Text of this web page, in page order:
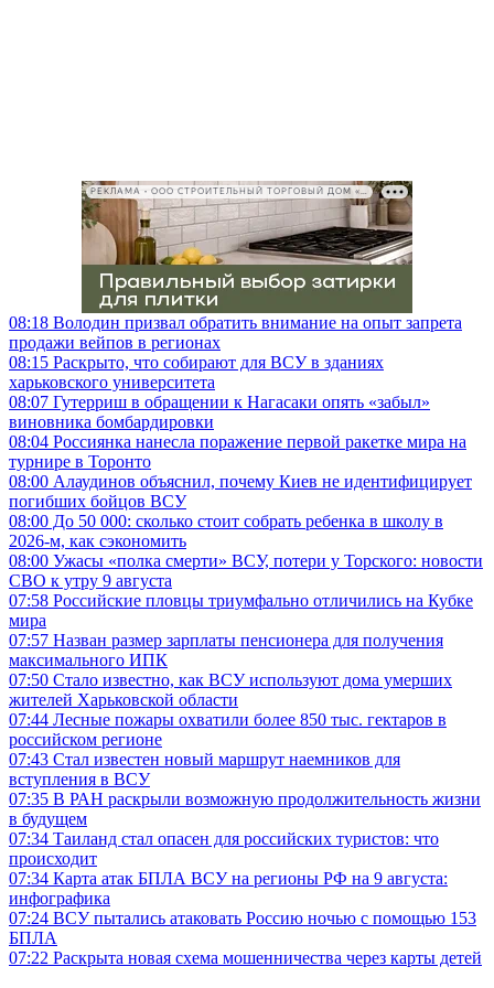
РЕКЛАМА • ООО СТРОИТЕЛЬНЫЙ ТОРГОВЫЙ ДОМ «ПЕТРОВИЧ», ИНН 7802348846
08:18 Володин призвал обратить внимание на опыт запрета
продажи вейпов в регионах
08:15 Раскрыто, что собирают для ВСУ в зданиях
харьковского университета
08:07 Гутерриш в обращении к Нагасаки опять «забыл»
виновника бомбардировки
08:04 Россиянка нанесла поражение первой ракетке мира на
турнире в Торонто
08:00 Алаудинов объяснил, почему Киев не идентифицирует
погибших бойцов ВСУ
08:00 До 50 000: сколько стоит собрать ребенка в школу в
2026-м, как сэкономить
08:00 Ужасы «полка смерти» ВСУ, потери у Торского: новости
СВО к утру 9 августа
07:58 Российские пловцы триумфально отличились на Кубке
мира
07:57 Назван размер зарплаты пенсионера для получения
максимального ИПК
07:50 Стало известно, как ВСУ используют дома умерших
жителей Харьковской области
07:44 Лесные пожары охватили более 850 тыс. гектаров в
российском регионе
07:43 Стал известен новый маршрут наемников для
вступления в ВСУ
07:35 В РАН раскрыли возможную продолжительность жизни
в будущем
07:34 Таиланд стал опасен для российских туристов: что
происходит
07:34 Карта атак БПЛА ВСУ на регионы РФ на 9 августа:
инфографика
07:24 ВСУ пытались атаковать Россию ночью с помощью 153
БПЛА
07:22 Раскрыта новая схема мошенничества через карты детей